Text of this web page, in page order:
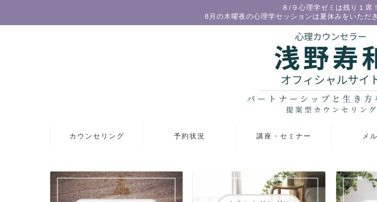
８/９心理学ゼミは残り１席！
8月の木曜夜の心理学セッションは夏休みをいただ
カウンセリング 予約状況 講座・セミナー メ